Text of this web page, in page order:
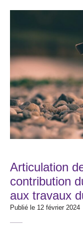
Articulation
contribution
aux travaux
Publié le 12 février 2024